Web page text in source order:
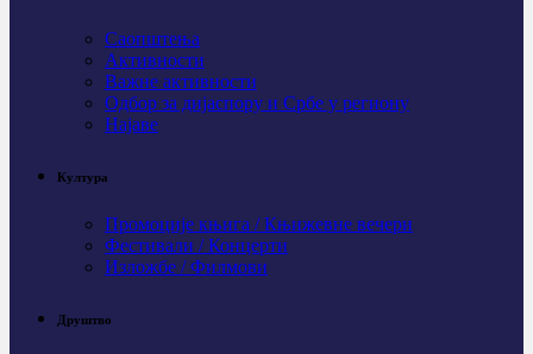
Саопштења
Активности
Важне активности
Одбор за дијаспору и Србе у региону
Најаве
Култура
Промоције књига / Књижевне вечери
Фестивали / Концерти
Изложбе / Филмови
Друштво